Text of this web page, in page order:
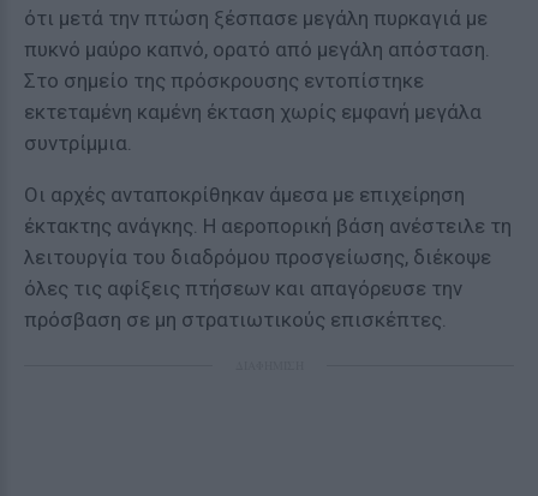
ότι μετά την πτώση ξέσπασε μεγάλη πυρκαγιά με
πυκνό μαύρο καπνό, ορατό από μεγάλη απόσταση.
Στο σημείο της πρόσκρουσης εντοπίστηκε
εκτεταμένη καμένη έκταση χωρίς εμφανή μεγάλα
συντρίμμια.
Οι αρχές ανταποκρίθηκαν άμεσα με επιχείρηση
έκτακτης ανάγκης. Η αεροπορική βάση ανέστειλε τη
λειτουργία του διαδρόμου προσγείωσης, διέκοψε
όλες τις αφίξεις πτήσεων και απαγόρευσε την
πρόσβαση σε μη στρατιωτικούς επισκέπτες.